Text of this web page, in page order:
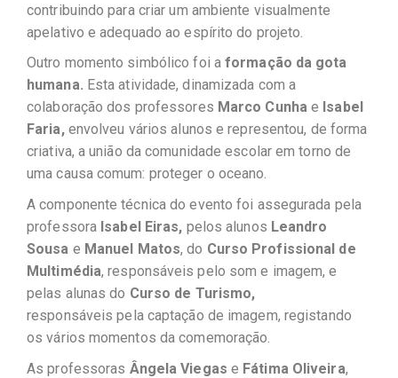
contribuindo para criar um ambiente visualmente
apelativo e adequado ao espírito do projeto.
Outro momento simbólico foi a formação da gota
humana. Esta atividade, dinamizada com a
colaboração dos professores Marco Cunhae Isabel
Faria, envolveu vários alunos e representou, de forma
criativa, a união da comunidade escolar em torno de
uma causa comum: proteger o oceano.
A componente técnica do evento foi assegurada pela
professora Isabel Eiras, pelos alunos Leandro
Sousa e Manuel Matos, do Curso Profissional de
Multimédia, responsáveis pelo som e imagem, e
pelas alunas do Curso de Turismo,
responsáveis pela captação de imagem, registando
os vários momentos da comemoração.
As professoras Ângela Viegas e Fátima Oliveira,